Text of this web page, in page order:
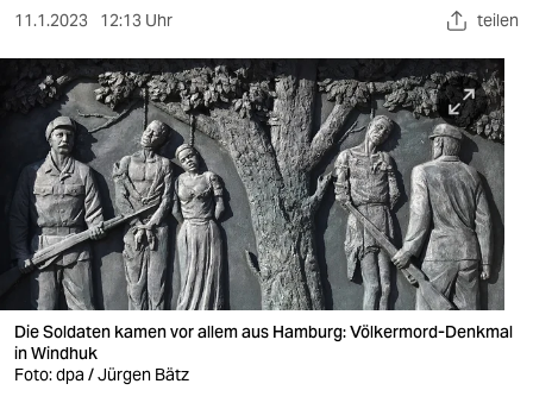
sport
berlin
nord
wahrheit
verlag
verlag
veranstaltungen
shop
11.1.2023 12:13 Uhr teilen
Die Soldaten kamen vor allem aus Hamburg: Völkermord-Denkmal
in Windhuk
Foto: dpa / Jürgen Bätz